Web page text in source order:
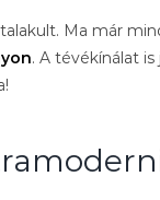
Ma már
. A tévékínálat